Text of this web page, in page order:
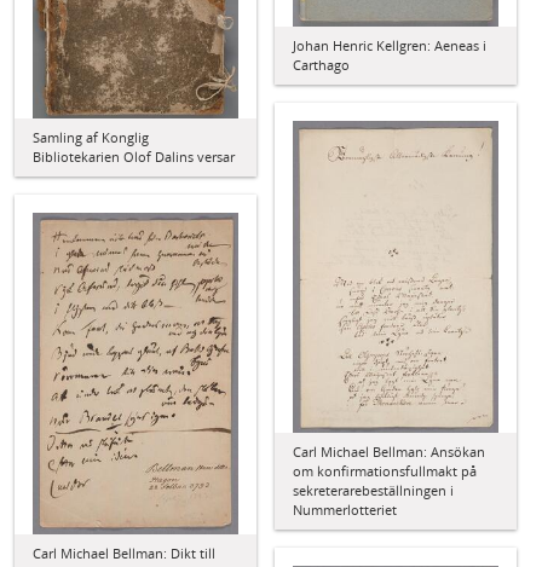
Johan Henric Kellgren: Aeneas i
Carthago
Samling af Konglig
Bibliotekarien Olof Dalins versar
Carl Michael Bellman: Ansökan
om konfirmationsfullmakt på
sekreterarebeställningen i
Nummerlotteriet
Carl Michael Bellman: Dikt till